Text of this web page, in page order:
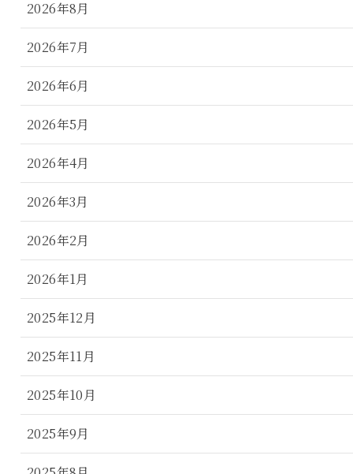
2026年8月
2026年7月
2026年6月
2026年5月
2026年4月
2026年3月
2026年2月
2026年1月
2025年12月
2025年11月
2025年10月
2025年9月